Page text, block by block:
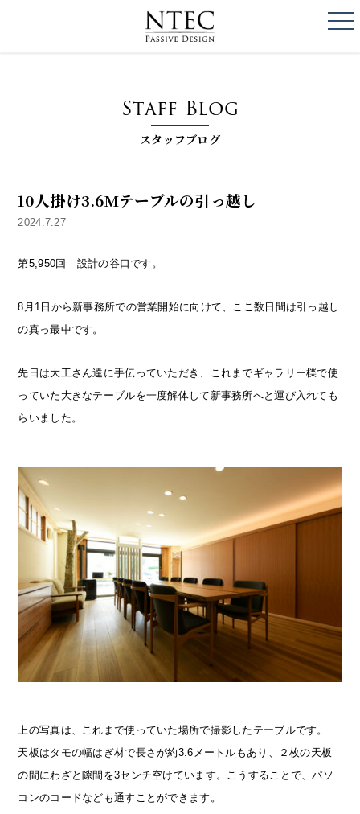
Staff Blog
スタッフブログ
10人掛け3.6Mテーブルの引っ越し
2024.7.27
第5,950回 設計の谷口です。
8月1日から新事務所での営業開始に向けて、ここ数日間は引っ越し
の真っ最中です。
先日は大工さん達に手伝っていただき、これまでギャラリー檪で使
っていた大きなテーブルを一度解体して新事務所へと運び入れても
らいました。
上の写真は、これまで使っていた場所で撮影したテーブルです。
天板はタモの幅はぎ材で長さが約3.6メートルもあり、２枚の天板
の間にわざと隙間を3センチ空けています。こうすることで、パソ
コンのコードなども通すことができます。